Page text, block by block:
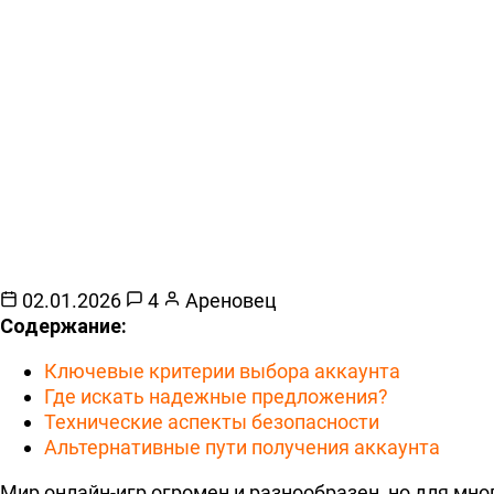
02.01.2026 4
Ареновец
Содержание:
Ключевые критерии выбора аккаунта
Где искать надежные предложения?
Технические аспекты безопасности
Альтернативные пути получения аккаунта